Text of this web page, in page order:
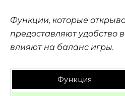
Функции, которые
предоставляют удобство
влияют на баланс игры.
Функция